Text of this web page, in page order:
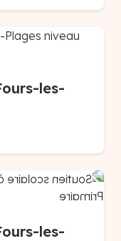
les-
les-